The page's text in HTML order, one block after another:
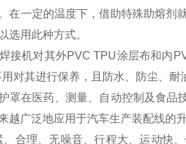
在一定的温度下，借助特殊助熔
选用此种方式。
接机对其外PVC TPU涂层布和内
对其进行保养，且防水、防尘、耐
罩在医药、测量、自动控制及食品
越广泛地应用于汽车生产装配线的
合理、无噪音、行程大、运动快